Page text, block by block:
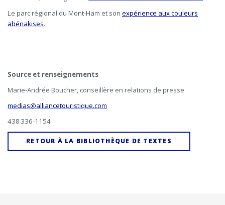
Le parc régional du Mont-Ham et son expérience aux couleurs
abénakises.
Source et renseignements
Marie-Andrée Boucher, conseillère en relations de presse
medias@alliancetouristique.com
438 336-1154
RETOUR À LA BIBLIOTHÈQUE DE TEXTES